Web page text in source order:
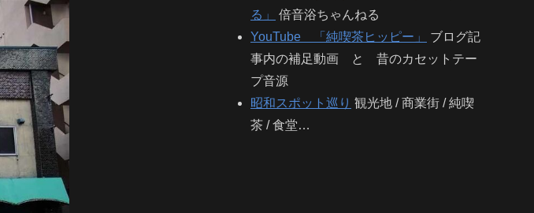
る」
倍音浴ちゃんねる
YouTube 「純喫茶ヒッピー」
ブログ記
事内の補足動画 と 昔のカセットテー
プ音源
昭和スポット巡り 観光地 / 商業街 / 純喫
茶 / 食堂…